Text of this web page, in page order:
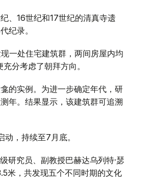
、16世纪和17世纪的清真寺遗
纪录。
一处住宅建筑群，两间房屋内均
分考虑了朝拜方向。
的实例。为进一步确定年代，研
年。结果显示，该建筑群可追溯
，持续至7月底。
研究员、副教授巴赫达乌列特·瑟
米，共发现五个不同时期的文化